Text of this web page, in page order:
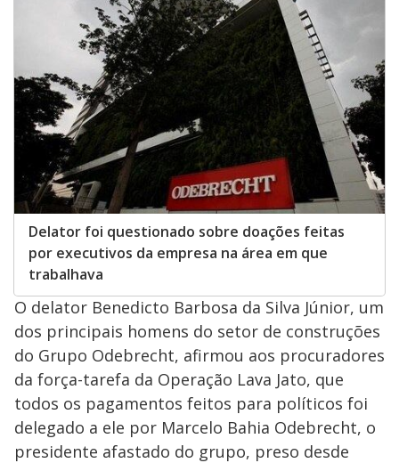
Delator foi questionado sobre doações feitas
por executivos da empresa na área em que
trabalhava
O delator Benedicto Barbosa da Silva Júnior, um
dos principais homens do setor de construções
do Grupo Odebrecht, afirmou aos procuradores
da força-tarefa da Operação Lava Jato, que
todos os pagamentos feitos para políticos foi
delegado a ele por Marcelo Bahia Odebrecht, o
presidente afastado do grupo, preso desde